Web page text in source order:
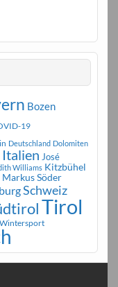
Bozen
19
Deutschland Dolomiten
Italien José
Williams Kitzbühel
Markus Söder
Schweiz
Tirol
Wintersport